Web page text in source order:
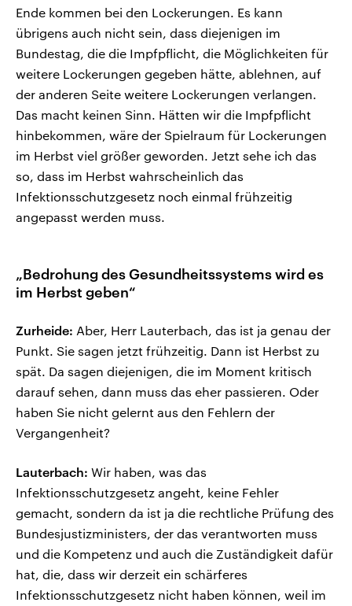
Ende kommen bei den Lockerungen. Es kann
übrigens auch nicht sein, dass diejenigen im
Bundestag, die die Impfpflicht, die Möglichkeiten für
weitere Lockerungen gegeben hätte, ablehnen, auf
der anderen Seite weitere Lockerungen verlangen.
Das macht keinen Sinn. Hätten wir die Impfpflicht
hinbekommen, wäre der Spielraum für Lockerungen
im Herbst viel größer geworden. Jetzt sehe ich das
so, dass im Herbst wahrscheinlich das
Infektionsschutzgesetz noch einmal frühzeitig
angepasst werden muss.
„Bedrohung des Gesundheitssystems wird es
im Herbst geben“
Zurheide: Aber, Herr Lauterbach, das ist ja genau der
Punkt. Sie sagen jetzt frühzeitig. Dann ist Herbst zu
spät. Da sagen diejenigen, die im Moment kritisch
darauf sehen, dann muss das eher passieren. Oder
haben Sie nicht gelernt aus den Fehlern der
Vergangenheit?
Lauterbach: Wir haben, was das
Infektionsschutzgesetz angeht, keine Fehler
gemacht, sondern da ist ja die rechtliche Prüfung des
Bundesjustizministers, der das verantworten muss
und die Kompetenz und auch die Zuständigkeit dafür
hat, die, dass wir derzeit ein schärferes
Infektionsschutzgesetz nicht haben können, weil im